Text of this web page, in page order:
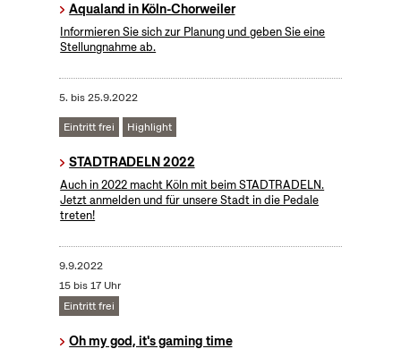
Aqualand in Köln-Chorweiler
Informieren Sie sich zur Planung und geben Sie eine
Stellungnahme ab.
5. bis25.9.2022
Eintritt frei Highlight
STADTRADELN 2022
Auch in 2022 macht Köln mit beim STADTRADELN.
Jetzt anmelden und für unsere Stadt in die Pedale
treten!
9.9.2022
15 bis 17 Uhr
Eintritt frei
Oh my god, it's gaming time